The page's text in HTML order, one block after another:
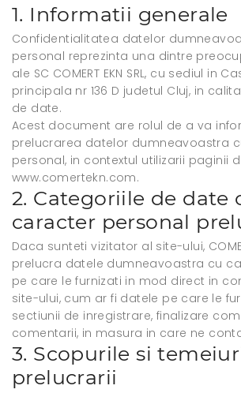
1. Informatii generale
Confidentialitatea datelor
personal reprezinta una dintre
ale SC COMERT EKN SRL, cu sediul in
principala nr 136 D judetul Cluj, in
de date.
Acest document are rolul de a va
prelucrarea datelor dumneavoastra
personal, in contextul utilizarii paginii
www.comertekn.com.
2. Categoriile de date
caracter personal
Daca sunteti vizitator al site-ului,
prelucra datele dumneavoastra cu
pe care le furnizati in mod direct in
site-ului, cum ar fi datele pe care le
sectiunii de inregistrare, finalizare
comentarii, in masura in care ne
3. Scopurile si
prelucrarii